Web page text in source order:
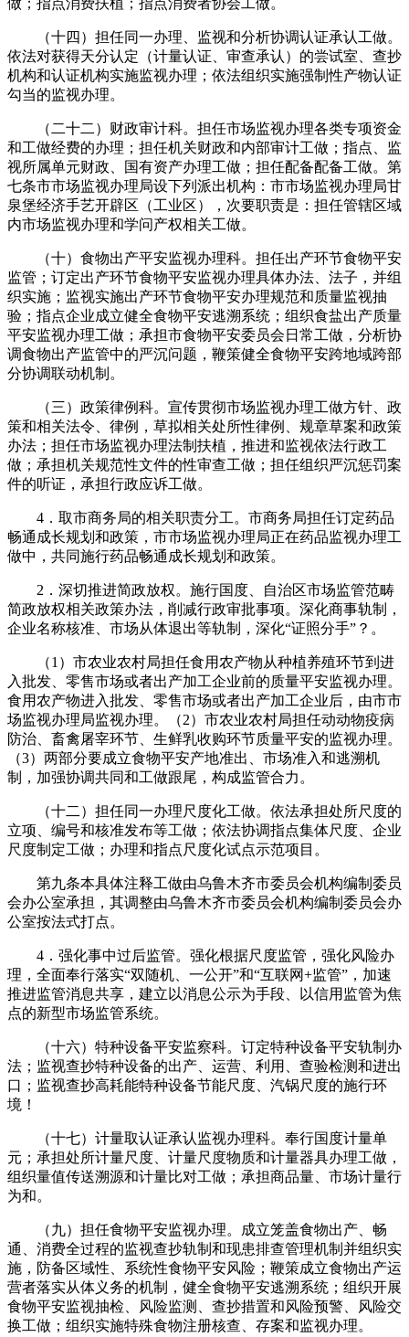
做；指点消费扶植；指点消费者协会工做。
（十四）担任同一办理、监视和分析协调认证承认工做。
依法对获得天分认定（计量认证、审查承认）的尝试室、查抄
机构和认证机构实施监视办理；依法组织实施强制性产物认证
勾当的监视办理。
（二十二）财政审计科。担任市场监视办理各类专项资金
和工做经费的办理；担任机关财政和内部审计工做；指点、监
视所属单元财政、国有资产办理工做；担任配备配备工做。第
七条市市场监视办理局设下列派出机构：市市场监视办理局甘
泉堡经济手艺开辟区（工业区），次要职责是：担任管辖区域
内市场监视办理和学问产权相关工做。
（十）食物出产平安监视办理科。担任出产环节食物平安
监管；订定出产环节食物平安监视办理具体办法、法子，并组
织实施；监视实施出产环节食物平安办理规范和质量监视抽
验；指点企业成立健全食物平安逃溯系统；组织食盐出产质量
平安监视办理工做；承担市食物平安委员会日常工做，分析协
调食物出产监管中的严沉问题，鞭策健全食物平安跨地域跨部
分协调联动机制。
（三）政策律例科。宣传贯彻市场监视办理工做方针、政
策和相关法令、律例，草拟相关处所性律例、规章草案和政策
办法；担任市场监视办理法制扶植，推进和监视依法行政工
做；承担机关规范性文件的性审查工做；担任组织严沉惩罚案
件的听证，承担行政应诉工做。
4．取市商务局的相关职责分工。市商务局担任订定药品
畅通成长规划和政策，市市场监视办理局正在药品监视办理工
做中，共同施行药品畅通成长规划和政策。
2．深切推进简政放权。施行国度、自治区市场监管范畴
简政放权相关政策办法，削减行政审批事项。深化商事轨制，
企业名称核准、市场从体退出等轨制，深化“证照分手”？。
（1）市农业农村局担任食用农产物从种植养殖环节到进
入批发、零售市场或者出产加工企业前的质量平安监视办理。
食用农产物进入批发、零售市场或者出产加工企业后，由市市
场监视办理局监视办理。（2）市农业农村局担任动动物疫病
防治、畜禽屠宰环节、生鲜乳收购环节质量平安的监视办理。
（3）两部分要成立食物平安产地准出、市场准入和逃溯机
制，加强协调共同和工做跟尾，构成监管合力。
（十二）担任同一办理尺度化工做。依法承担处所尺度的
立项、编号和核准发布等工做；依法协调指点集体尺度、企业
尺度制定工做；办理和指点尺度化试点示范项目。
第九条本具体注释工做由乌鲁木齐市委员会机构编制委员
会办公室承担，其调整由乌鲁木齐市委员会机构编制委员会办
公室按法式打点。
4．强化事中过后监管。强化根据尺度监管，强化风险办
理，全面奉行落实“双随机、一公开”和“互联网+监管”，加速
推进监管消息共享，建立以消息公示为手段、以信用监管为焦
点的新型市场监管系统。
（十六）特种设备平安监察科。订定特种设备平安轨制办
法；监视查抄特种设备的出产、运营、利用、查验检测和进出
口；监视查抄高耗能特种设备节能尺度、汽锅尺度的施行环
境！
（十七）计量取认证承认监视办理科。奉行国度计量单
元；承担处所计量尺度、计量尺度物质和计量器具办理工做，
组织量值传送溯源和计量比对工做；承担商品量、市场计量行
为和。
（九）担任食物平安监视办理。成立笼盖食物出产、畅
通、消费全过程的监视查抄轨制和现患排查管理机制并组织实
施，防备区域性、系统性食物平安风险；鞭策成立食物出产运
营者落实从体义务的机制，健全食物平安逃溯系统；组织开展
食物平安监视抽检、风险监测、查抄措置和风险预警、风险交
换工做；组织实施特殊食物注册核查、存案和监视办理。